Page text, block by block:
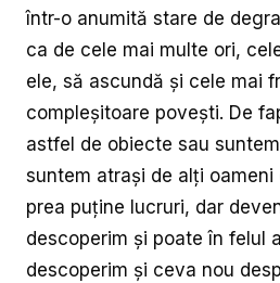
într-o anumită stare de
ca de cele mai multe ori,
ele, să ascundă și cele mai
compleșitoare povești. De
astfel de obiecte sau
suntem atrași de alți oameni
prea puține lucruri, dar
descoperim și poate în felul
descoperim și ceva nou